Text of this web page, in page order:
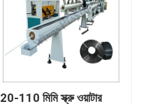
20-110 মিমি স্ক্রু ওয়াটার